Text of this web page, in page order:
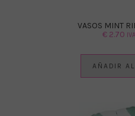
VASOS MINT
€ 2.70
AÑADIR